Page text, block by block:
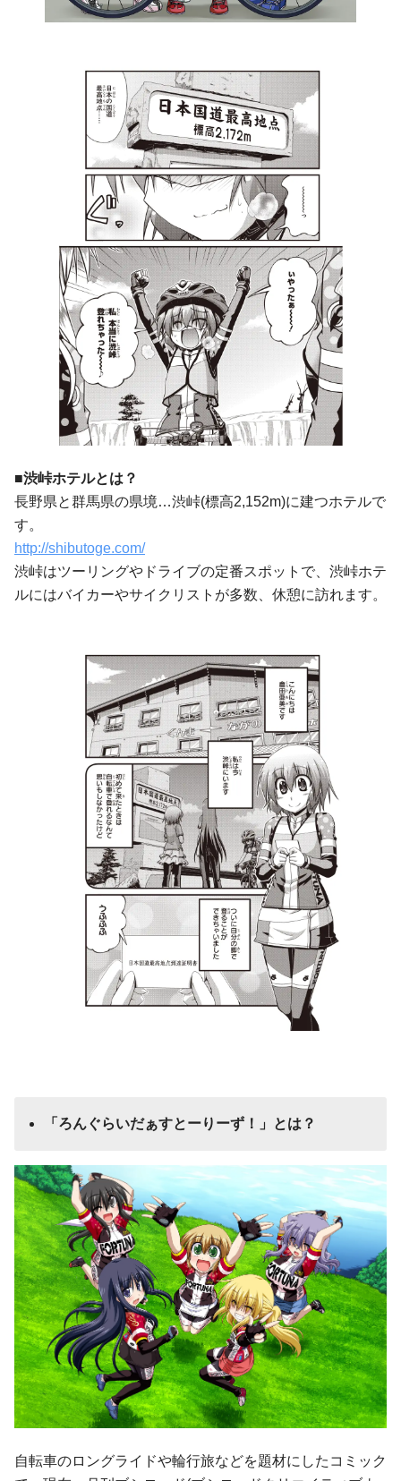
■渋峠ホテルとは？
長野県と群馬県の県境…渋峠(標高2,152m)に建つホテルで
す。
http://shibutoge.com/
渋峠はツーリングやドライブの定番スポットで、渋峠ホテ
ルにはバイカーやサイクリストが多数、休憩に訪れます。
「ろんぐらいだぁすとーりーず！」とは？
自転車のロングライドや輪行旅などを題材にしたコミック